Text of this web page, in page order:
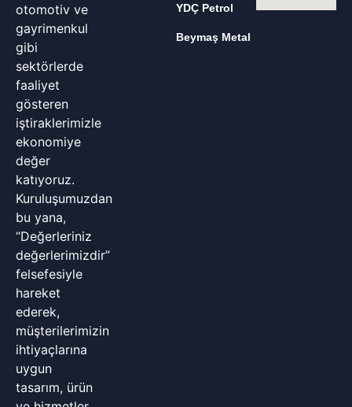
otomotiv ve
gayrimenkul
gibi
sektörlerde
faaliyet
gösteren
iştiraklerimizle
ekonomiye
değer
katıyoruz.
Kuruluşumuzdan
bu yana,
“Değerleriniz
değerlerimizdir”
felsefesiyle
hareket
ederek,
müşterilerimizin
ihtiyaçlarına
uygun
tasarım, ürün
YDÇ Petrol
Beymaş Metal